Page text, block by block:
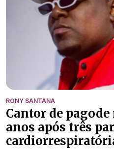
RONY SANTANA
Cantor de
anos após três